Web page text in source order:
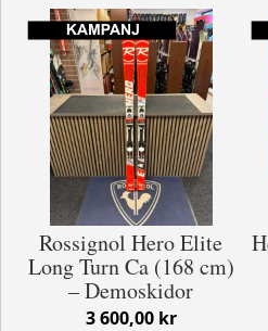
Rossignol Hero Elite
Long Turn Ca (168 cm)
– Demoskidor
3 600,00 kr